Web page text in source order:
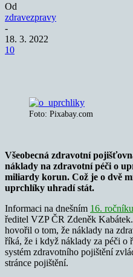
Od
zdravezpravy
-
18. 3. 2022
10
Foto: Pixabay.com
Všeobecná zdravotní
náklady na zdravotní péči o
miliardy korun. Což je o dvě
uprchlíky uhradí stát.
Informaci na dnešním 16.
ředitel VZP ČR Zdeněk
hovořil o tom, že náklady na
říká, že i když náklady za péči o
systém zdravotního pojištění
stránce pojištění.